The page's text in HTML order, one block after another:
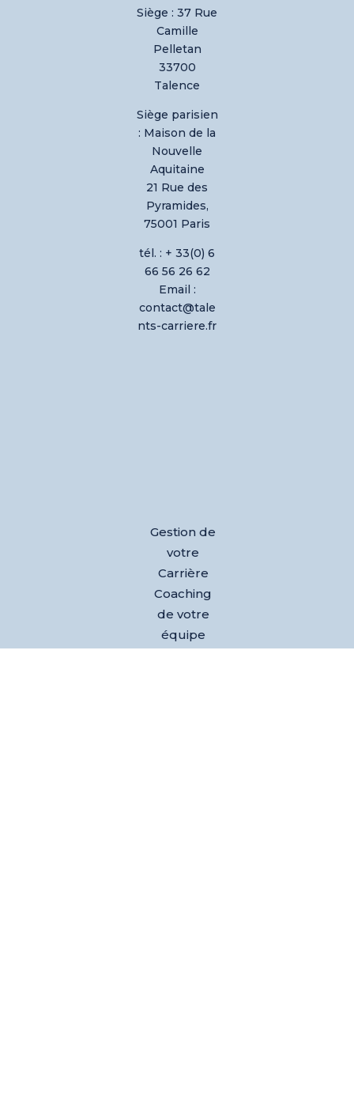
Siège : 37 Rue
Camille
Pelletan
33700
Talence
Siège parisien
: Maison de la
Nouvelle
Aquitaine
21 Rue des
Pyramides,
75001 Paris
tél. : + 33(0) 6
66 56 26 62
Email :
contact@tale
nts-carriere.fr
Gestion de
votre
Carrière
Coaching
de votre
équipe